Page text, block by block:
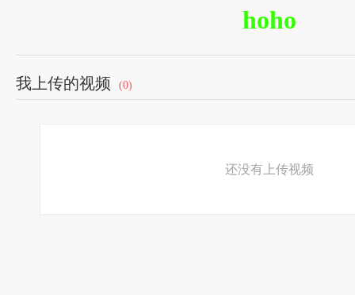
hoho
我上传的视频 (0)
还没有上传视频